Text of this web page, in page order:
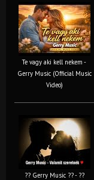
Te vagy aki kell nekem -
Gerry Music (Official Music
Video)
?? Gerry Music ?? - ??